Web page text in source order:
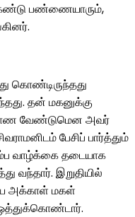
பண்ணையாரும்,
கொண்டிருந்தது
தன் மகனுக்கு
வேண்டுமென அவர்
பேசிப் பார்த்தும்
வாழ்க்கை தடையாக
வந்தார். இறுதியில்
அக்காள் மகள்